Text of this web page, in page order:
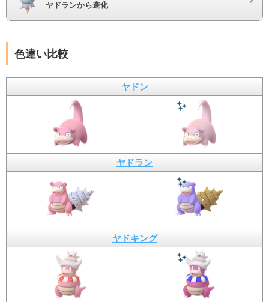
ヤドランから進化
色違い比較
ヤドン
ヤドラン
ヤドキング